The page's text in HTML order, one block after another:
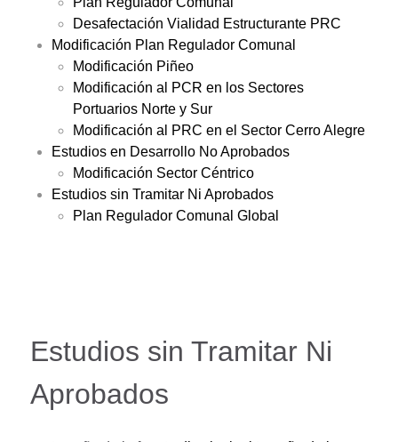
Desafectación Vialidad Estructurante PRC
Modificación Plan Regulador Comunal
Modificación Piñeo
Modificación al PCR en los Sectores
Portuarios Norte y Sur
Modificación al PRC en el Sector Cerro Alegre
Estudios en Desarrollo No Aprobados
Modificación Sector Céntrico
Estudios sin Tramitar Ni Aprobados
Plan Regulador Comunal Global
Estudios sin Tramitar Ni
Aprobados